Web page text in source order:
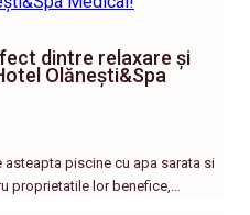
dintre relaxare și
Olănești&Spa
asteapta piscine cu apa sarata si
proprietatile lor benefice,…